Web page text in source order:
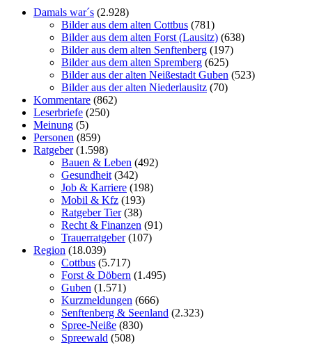
Damals war´s (2.928)
Bilder aus dem alten Cottbus (781)
Bilder aus dem alten Forst (Lausitz) (638)
Bilder aus dem alten Senftenberg (197)
Bilder aus dem alten Spremberg (625)
Bilder aus der alten Neißestadt Guben (523)
Bilder aus der alten Niederlausitz (70)
Kommentare (862)
Leserbriefe (250)
Meinung (5)
Personen (859)
Ratgeber(1.598)
Bauen & Leben (492)
Gesundheit (342)
Job & Karriere (198)
Mobil & Kfz (193)
Ratgeber Tier(38)
Recht & Finanzen (91)
Trauerratgeber(107)
Region (18.039)
Cottbus (5.717)
Forst & Döbern (1.495)
Guben (1.571)
Kurzmeldungen (666)
Senftenberg & Seenland (2.323)
Spree-Neiße (830)
Spreewald (508)